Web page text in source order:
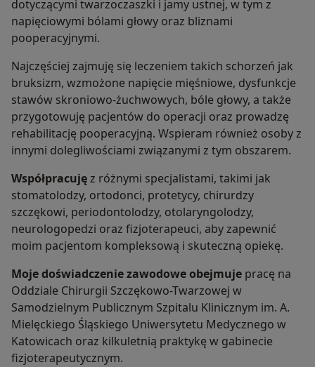
dotyczącymi twarzoczaszki i jamy ustnej, w tym z
napięciowymi bólami głowy oraz bliznami
pooperacyjnymi.
Najczęściej zajmuję się leczeniem takich schorzeń jak
bruksizm, wzmożone napięcie mięśniowe, dysfunkcje
stawów skroniowo-żuchwowych, bóle głowy, a także
przygotowuję pacjentów do operacji oraz prowadzę
rehabilitację pooperacyjną. Wspieram również osoby z
innymi dolegliwościami związanymi z tym obszarem.
Współpracujęz różnymi specjalistami, takimi jak
stomatolodzy, ortodonci, protetycy, chirurdzy
szczękowi, periodontolodzy, otolaryngolodzy,
neurologopedzi oraz fizjoterapeuci, aby zapewnić
moim pacjentom kompleksową i skuteczną opiekę.
Moje doświadczenie zawodowe obejmuje pracę na
Oddziale Chirurgii Szczękowo-Twarzowej w
Samodzielnym Publicznym Szpitalu Klinicznym im. A.
Mielęckiego Śląskiego Uniwersytetu Medycznego w
Katowicach oraz kilkuletnią praktykę w gabinecie
fizjoterapeutycznym.